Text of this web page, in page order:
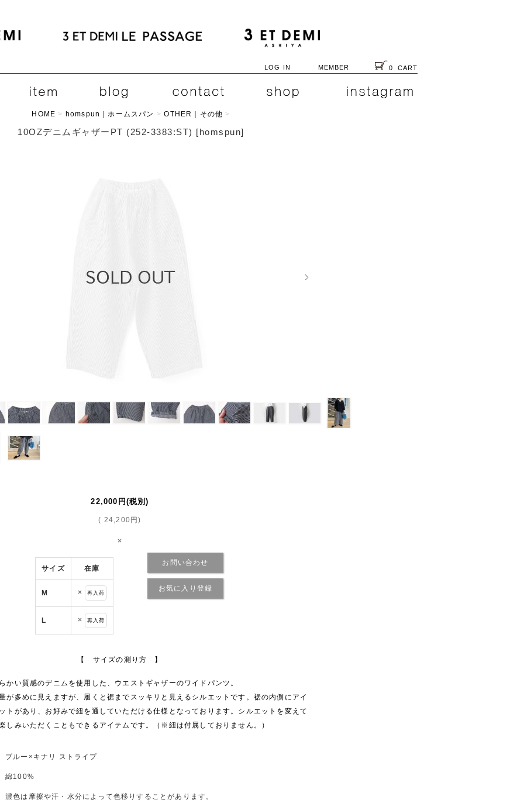
0 CART
LOG IN MEMBER
HOME > homspun｜ホームスパン > OTHER｜その他 >
10OZデニムギャザーPT (252-3383:ST) [homspun]
22,000円 (税別)
( 24,200円)
×
サイズ 在庫
M × 再入荷
L × 再入荷
お問い合わせ
お気に入り登録
【 サイズの測り方 】
かい質感のデニムを使用した、ウエストギャザーのワイドパンツ。
が多めに見えますが、履くと裾までスッキリと見えるシルエットです。裾の内側にアイ
トがあり、お好みで紐を通していただける仕様となっております。シルエットを変えて
しみいただくこともできるアイテムです。（※紐は付属しておりません。）
ブルー×キナリ ストライプ
綿100%
濃色は摩擦や汗・水分によって色移りすることがあります。